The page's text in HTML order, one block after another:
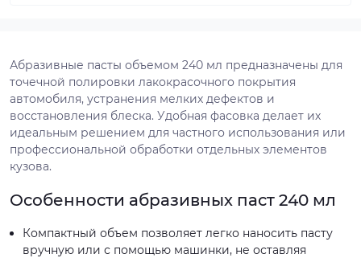
Абразивные пасты объемом 240 мл предназначены для
точечной полировки лакокрасочного покрытия
автомобиля, устранения мелких дефектов и
восстановления блеска. Удобная фасовка делает их
идеальным решением для частного использования или
профессиональной обработки отдельных элементов
кузова.
Особенности абразивных паст 240 мл
Компактный объем позволяет легко наносить пасту
вручную или с помощью машинки, не оставляя